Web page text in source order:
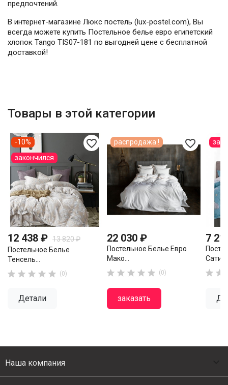
предпочтений.
В интернет-магазине Люкс постель (lux-postel.com), Вы
всегда можете купить Постельное белье евро египетский
хлопок Tango TIS07-181 по выгодней цене с бесплатной
доставкой!
Товары в этой категории
favorite_border
12 438 ₽ 13 820 ₽
Постельное Белье
Тенсель...
     (0)
Детали
-10%
закончился
favorite_border
22 030 ₽
Постельное Белье Евро
Мако...
     (0)
заказать
распродажа !
7
 
Наша компания